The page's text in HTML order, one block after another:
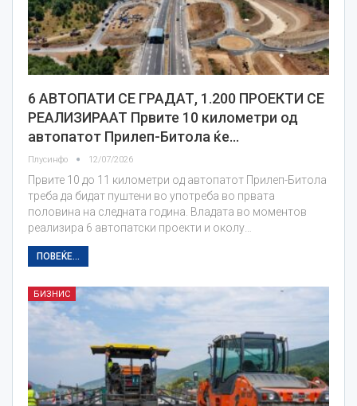
6 АВТОПАТИ СЕ ГРАДАТ, 1.200 ПРОЕКТИ СЕ
РЕАЛИЗИРААТ Првите 10 километри од
автопатот Прилеп-Битола ќе…
Плусинфо 12/07/2026
Првите 10 до 11 километри од автопатот Прилеп-Битола
треба да бидат пуштени во употреба во првата
половина на следната година. Владата во моментов
реализира 6 автопатски проекти и околу…
ПОВЕЌЕ...
БИЗНИС